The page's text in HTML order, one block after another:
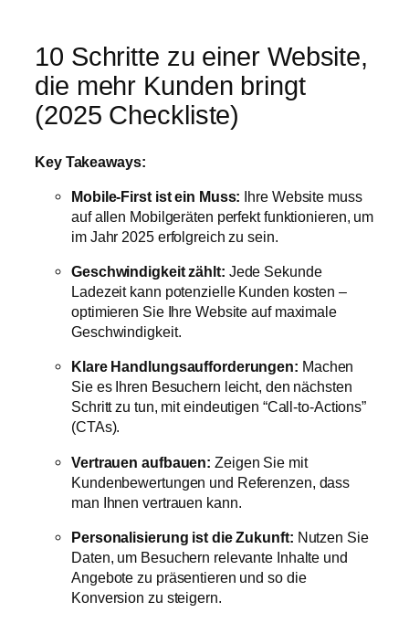
10 Schritte zu einer Website,
die mehr Kunden bringt
(2025 Checkliste)
Key Takeaways:
Mobile-First ist ein Muss: Ihre Website muss
auf allen Mobilgeräten perfekt funktionieren, um
im Jahr 2025 erfolgreich zu sein.
Geschwindigkeit zählt: Jede Sekunde
Ladezeit kann potenzielle Kunden kosten –
optimieren Sie Ihre Website auf maximale
Geschwindigkeit.
Klare Handlungsaufforderungen: Machen
Sie es Ihren Besuchern leicht, den nächsten
Schritt zu tun, mit eindeutigen “Call-to-Actions”
(CTAs).
Vertrauen aufbauen: Zeigen Sie mit
Kundenbewertungen und Referenzen, dass
man Ihnen vertrauen kann.
Personalisierung ist die Zukunft: Nutzen Sie
Daten, um Besuchern relevante Inhalte und
Angebote zu präsentieren und so die
Konversion zu steigern.